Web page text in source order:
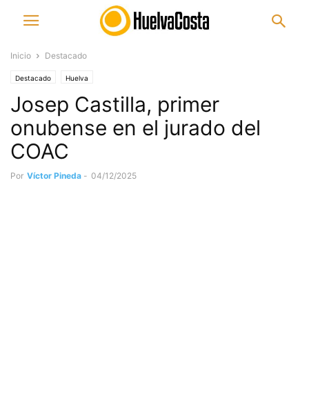
Inicio Destacado
Destacado Huelva
Josep Castilla, primer
onubense en el jurado del
COAC
Por Víctor Pineda - 04/12/2025